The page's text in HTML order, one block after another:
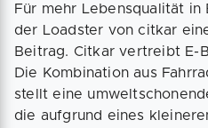
Für mehr Lebensqualität
der Loadster von citkar
Beitrag. Citkar vertreibt E-
Die Kombination aus
stellt eine
die aufgrund eines